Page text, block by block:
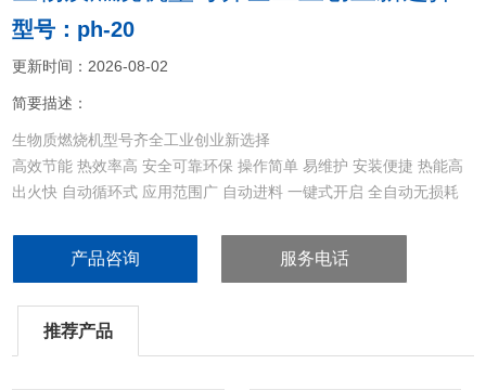
型号：ph-20
更新时间：2026-08-02
简要描述：
生物质燃烧机型号齐全工业创业新选择
高效节能 热效率高 安全可靠环保 操作简单 易维护 安装便捷 热能高
出火快 自动循环式 应用范围广 自动进料 一键式开启 全自动无损耗
产品咨询 服务电话
推荐产品